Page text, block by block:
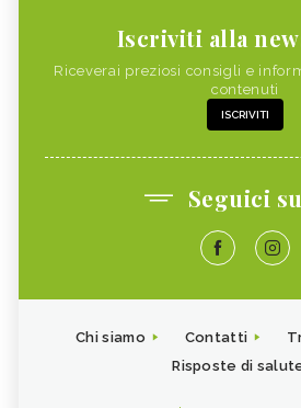
Iscriviti alla
Riceverai preziosi consigli e
contenuti
ISCRIVITI
Seguici su
Chi siamo Contatti
Risposte di